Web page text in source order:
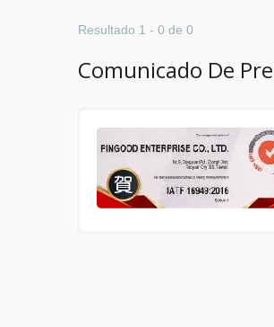
Resultado 1 - 0 de 0
Comunicado De